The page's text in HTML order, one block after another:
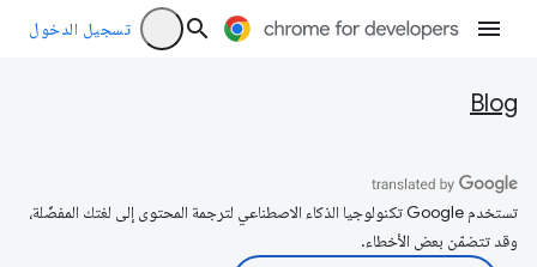
تسجيل الدخول
Blog
تستخدم Google تكنولوجيا الذكاء الاصطناعي لترجمة المحتوى إلى لغتك المفضّلة،
وقد تتضمّن بعض الأخطاء.